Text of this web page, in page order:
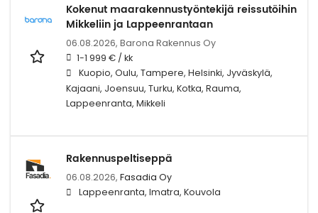
Kokenut maarakennustyöntekijä reissutöihin
Mikkeliin ja Lappeenrantaan
06.08.2026, Barona Rakennus Oy
1-1 999 € / kk
Kuopio, Oulu, Tampere, Helsinki, Jyväskylä,
Kajaani, Joensuu, Turku, Kotka, Rauma,
Lappeenranta, Mikkeli
Rakennuspeltiseppä
06.08.2026, Fasadia Oy
Lappeenranta, Imatra, Kouvola